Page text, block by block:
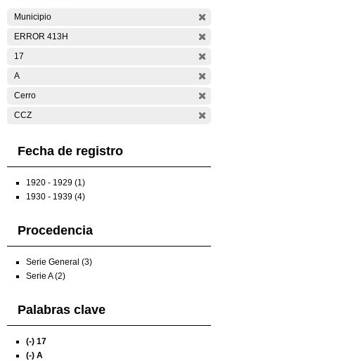
Municipio
ERROR 413H
17
A
Cerro
CCZ
Fecha de registro
1920 - 1929 (1)
1930 - 1939 (4)
Procedencia
Serie General (3)
Serie A (2)
Palabras clave
(-) 17
(-) A